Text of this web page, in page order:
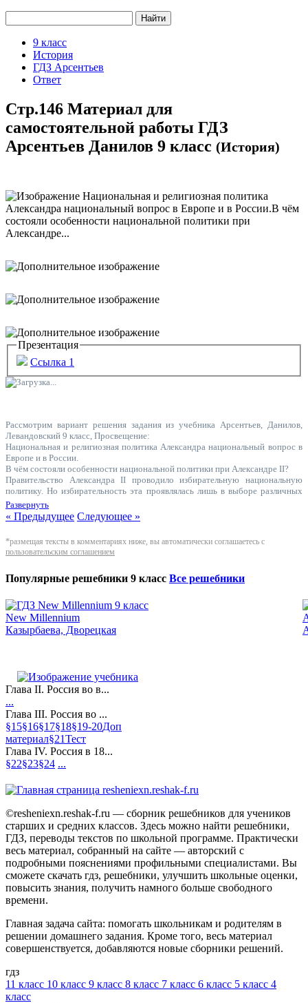
9 класс
История
ГДЗ Арсентьев
Ответ
Стр.146 Материал для
самостоятельной работы ГДЗ
Арсентьев Данилов 9 класс (История)
Презентация
Ссылка 1
Рассмотрим вариант решения задания из учебника Арсентьев, Данилов,
Левандовский 9 класс, Просвещение:
Национальная и религиозная политика Александра национальный вопрос в
Европе и в России.
В чём состояли особенности национальной политики при Александре II?
Правительство Александра II проводило избирательную национальную
политику. Но избирательность эта проявлялась лишь в выборе различных
методов для сохранения единой и неделимой Российской империи.
Вспомните, когда и при каких обстоятельствах началась Кавказская война.
Кавказская война началась, когда горцев возглавил духовный лидер имам
(имамат), в котором установил строгую дисциплину, систему подчинения,
строгие наказания за проступки.
Старообрядцы - люди, отказывающиеся признать церковные нововведения
1. Что представлял собой национальный вопрос в Европе во второй
половине XIX в.?
Национальный вопрос стал одним из самых острых политических вопросов
в Европе. Но он имел не только свою прогрессивную сторону,
превосходство над другими народами.
2. Каковы были цели Польского восстания 1863-1864 гг.? Удалось ли их
Восставшие стремились к независимости Царства Польского. Цели достичь
не удалось, восстание было подавлено. После подавления восстания были
ликвидированы последние следы автономии Польши, а название Царство
Польское было заменено термином Привислинский край.
3. Для чего на кавказских приграничных землях были образованы казачьи
войска?
4. Что такое западные губернии? Назовите их основные центры. Какие
гг.?
Западные губернии - это украинские и белорусские губернии. Их
основными центрами были Киев, Минск, Могилев, Витебск, Подольск,
Волынь. Крестьянская реформа на этих землях была проведена в 1863 г. По
отношению к белорусам и малороссам правительство не допускало
национальные послабления. В них правительство видело «исконную и
живую часть русского народа».
1. Как восстание поляков в Российской империи повлияло на политику
Политика ужесточилась. После подавления восстания были ликвидированы
последние следы автономии Польши, название Царство Польское было
заменено термином Привислинский край. Для укрепления своих позиций
правительство стало назначать на административные, педагогические,
избирать предводителей дворянства, теперь их назначали в Петербурге.
Полякам-католикам было запрещено покупать и арендовать земли в девяти
западных губерниях.
Развернуть
« Предыдущее Следующее »
*размещая тексты в комментариях ниже, вы автоматически соглашаетесь с
пользовательским соглашением
Популярные решебники 9 класс Все решебники
New Millennium
Казырбаева, Дворецкая
Глава II. Россия во в...
...
Глава III. Россия во ...
§15§16§17§18§19-20Доп
материал§21Тест
Глава IV. Россия в 18...
§22§23§24 ...
©resheniexn.reshak-f.ru — сборник решебников для учеников
старших и средних классов. Здесь можно найти решебники,
ГДЗ, переводы текстов по школьной программе. Практически
весь материал, собранный на сайте — авторский с
подробными пояснениями профильными специалистами. Вы
сможете скачать гдз, решебники, улучшить школьные оценки,
повысить знания, получить намного больше свободного
времени.
Главная задача сайта: помогать школьникам и родителям в
решении домашнего задания. Кроме того, весь материал
совершенствуется, добавляются новые сборники решений.
гдз
11 класс 10 класс 9 класс 8 класс 7 класс 6 класс 5 класс 4
класс